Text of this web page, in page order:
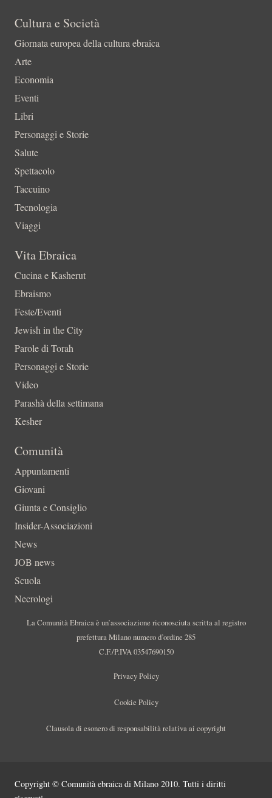
Cultura e Società
Giornata europea della cultura ebraica
Arte
Economia
Eventi
Libri
Personaggi e Storie
Salute
Spettacolo
Taccuino
Tecnologia
Viaggi
Vita Ebraica
Cucina e Kasherut
Ebraismo
Feste/Eventi
Jewish in the City
Parole di Torah
Personaggi e Storie
Video
Parashà della settimana
Kesher
Comunità
Appuntamenti
Giovani
Giunta e Consiglio
Insider-Associazioni
News
JOB news
Scuola
Necrologi
La Comunità Ebraica è un’associazione riconosciuta scritta al registro
prefettura Milano numero d’ordine 285
C.F./P.IVA 03547690150
Privacy Policy
Cookie Policy
Clausola di esonero di responsabilità relativa ai copyright
Copyright © Comunità ebraica di Milano 2010. Tutti i diritti